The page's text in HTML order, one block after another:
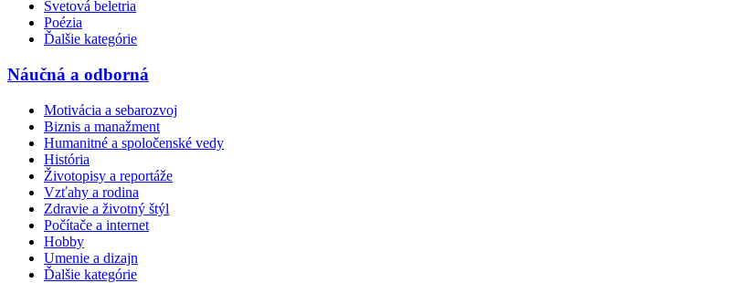
Svetová beletria
Poézia
Ďalšie kategórie
Náučná a odborná
Motivácia a sebarozvoj
Biznis a manažment
Humanitné a spoločenské vedy
História
Životopisy a reportáže
Vzťahy a rodina
Zdravie a životný štýl
Počítače a internet
Hobby
Umenie a dizajn
Ďalšie kategórie